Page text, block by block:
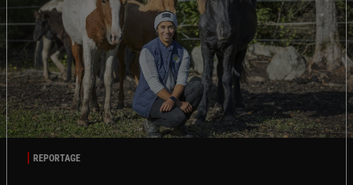
REPORTAGE